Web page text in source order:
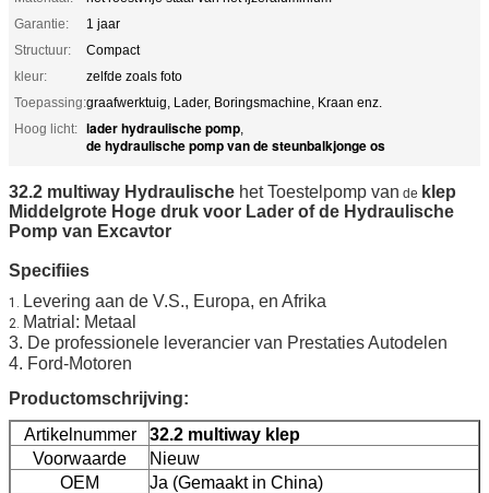
Garantie:
1 jaar
Structuur:
Compact
kleur:
zelfde zoals foto
Toepassing:graafwerktuig, Lader, Boringsmachine, Kraan enz.
Hoog licht: lader hydraulische pomp,
de hydraulische pomp van de steunbalkjonge os
32.2 multiway Hydraulische het Toestelpomp van de klep
Middelgrote Hoge druk voor Lader of de Hydraulische
Pomp van Excavtor
Specifiies
1. Levering aan de V.S., Europa, en Afrika
2. Matrial: Metaal
3. De professionele leverancier van Prestaties Autodelen
4. Ford-Motoren
Productomschrijving:
Artikelnummer
32.2 multiway klep
Voorwaarde
Nieuw
OEM
Ja (Gemaakt in China)